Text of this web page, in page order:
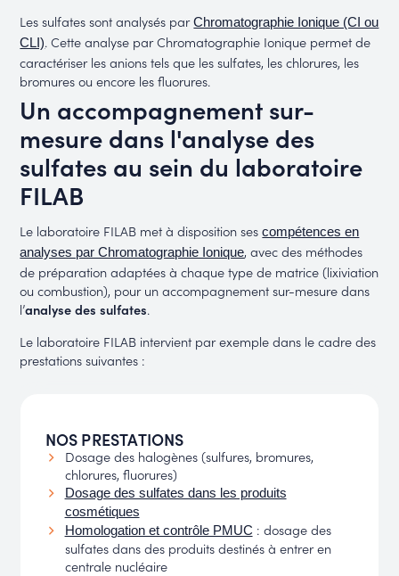
Les sulfates sont analysés parChromatographie Ionique (CI ou
CLI). Cette analyse par Chromatographie Ionique permet de
caractériser les anions tels que les sulfates, les chlorures, les
bromures ou encore les fluorures.
Un accompagnement sur-
mesure dans l'analyse des
sulfates au sein du laboratoire
FILAB
Le laboratoire FILAB met à disposition sescompétences en
analyses par Chromatographie Ionique, avec des méthodes
de préparation adaptées à chaque type de matrice (lixiviation
ou combustion), pour un accompagnement sur-mesure dans
l’analyse des sulfates.
Le laboratoire FILAB intervient par exemple dans le cadre des
prestations suivantes :
NOS PRESTATIONS
Dosage des halogènes (sulfures, bromures,
chlorures, fluorures)
Dosage des sulfates dans les produits
cosmétiques
Homologation et contrôle PMUC : dosage des
sulfates dans des produits destinés à entrer en
centrale nucléaire